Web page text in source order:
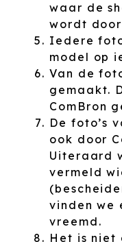
waar de
wordt
Iedere
model op
Van de
gemaakt.
ComBron
De foto’s
ook door
Uiteraard
vermeld
vinden we
vreemd.
Het is niet